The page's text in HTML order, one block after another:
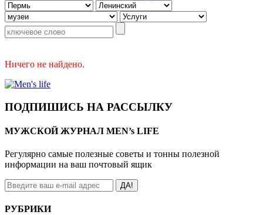
Ничего не найдено.
ПОДПИШИСЬ НА РАССЫЛКУ
МУЖСКОЙ ЖУРНАЛ MEN’s LIFE
Регулярно самые полезные советы и тонны полезной
информации на ваш почтовый ящик
ДА!
РУБРИКИ